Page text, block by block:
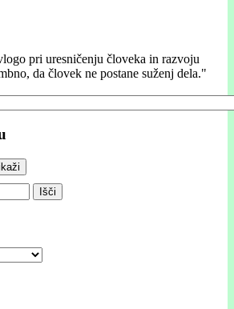
pri uresničenju človeka in razvoju
da človek ne postane suženj dela."